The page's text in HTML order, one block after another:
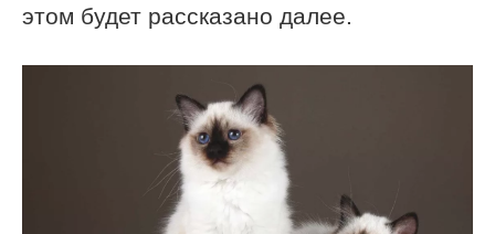
этом будет рассказано далее.